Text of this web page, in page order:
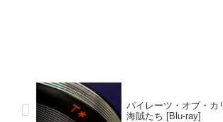
パイレーツ・オブ・カ
海賊たち [Blu-ray]